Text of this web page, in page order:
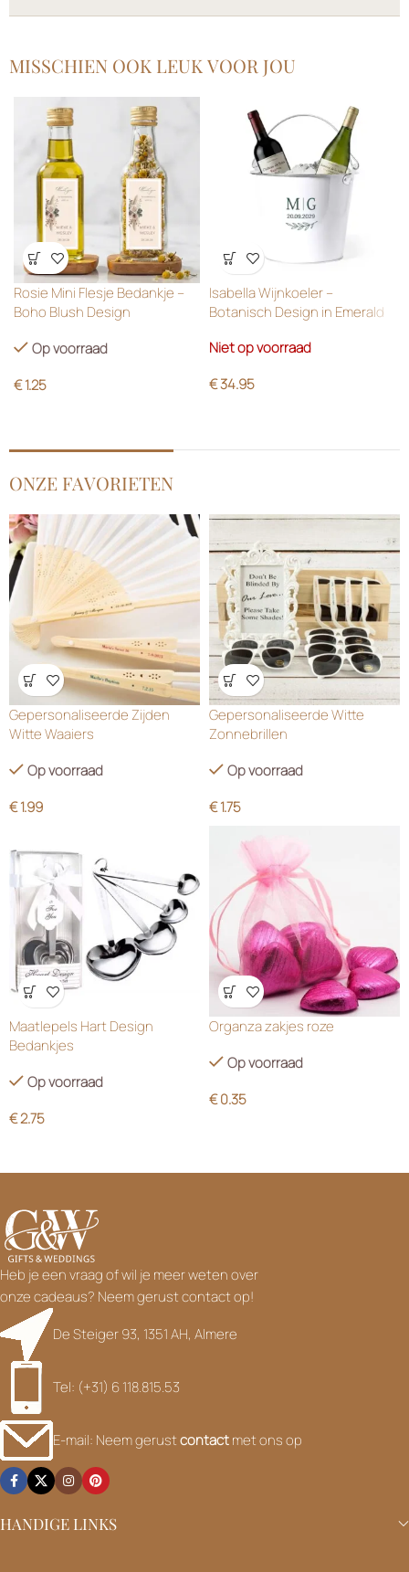
MISSCHIEN OOK LEUK VOOR JOU
Wensenlijst
Rosie Mini Flesje Bedankje –
Boho Blush Design
Op voorraad
€1.25
Wensenlijst
Isabella Wijnkoeler –
Botanisch Design in Emerald
Niet op voorraad
€34.95
ONZE FAVORIETEN
Wensenlijst
Gepersonaliseerde Zijden
Witte Waaiers
Op voorraad
€1.99
Wensenlijst
Gepersonaliseerde Witte
Zonnebrillen
Op voorraad
€1.75
Wensenlijst
Maatlepels Hart Design
Bedankjes
Op voorraad
€2.75
Wensenlijst
Organza zakjes roze
Op voorraad
€0.35
Heb je een vraag of wil je meer weten over
onze cadeaus? Neem gerust contact op!
De Steiger 93, 1351 AH, Almere
Tel: (+31) 6 118.815.53
E-mail: Neem gerustcontactmet ons op
HANDIGE LINKS